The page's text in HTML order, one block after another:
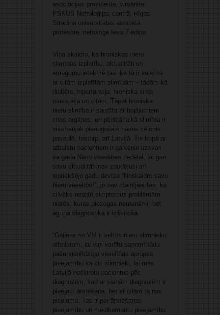
asociācijas prezidente, virsārste
PSKUS Nefroloģijas centrā, Rīgas
Stradiņa universitātes asociētā
profesore, nefroloģe Ieva Ziediņa.
Viņa skaidro, ka hroniskas nieru
slimības izplatību, aktualitāti un
smagumu ietekmē tas, ka tā ir saistīta
ar citām izplatītām slimībām – tādām kā
diabēts, hipertensija, hroniska sirds
mazspēja un citām. Tāpat hroniska
nieru slimība ir saistīta ar bojājumiem
citos orgānos, un pēdējā laikā slimība ir
visstraujāk pieaugošais nāves cēlonis
pasaulē, tostarp, arī Latvijā. Tie kopā ar
atbalstu pacientiem ir galvenie uzsvari
šā gada Nieru veselības nedēļai, lai gan
savu aktualitāti nav zaudējusi arī
iepriekšējo gadu devīze “Noskaidro savu
nieru veselību!”, jo nav mainījies tas, ka
cilvēks neizjūt simptomus problēmām
nierēs, kuras piezogas nemanāmi, bet
agrīna diagnostika ir izšķiroša.
“Gājiens no VM ir veltīts nieru slimnieku
atbalstam, lai viņi varētu saņemt tādu
pašu vienlīdzīgu veselības aprūpes
pieejamību kā citi slimnieki, lai mēs
Latvijā nešķirotu pacientus pēc
diagnozēm, kad ar vienām diagnozēm ir
pieejam ārstēšana, bet ar citām tā nav
pieejama. Tas ir par ārstēšanas
pieejamību un medikamentu pieejamību